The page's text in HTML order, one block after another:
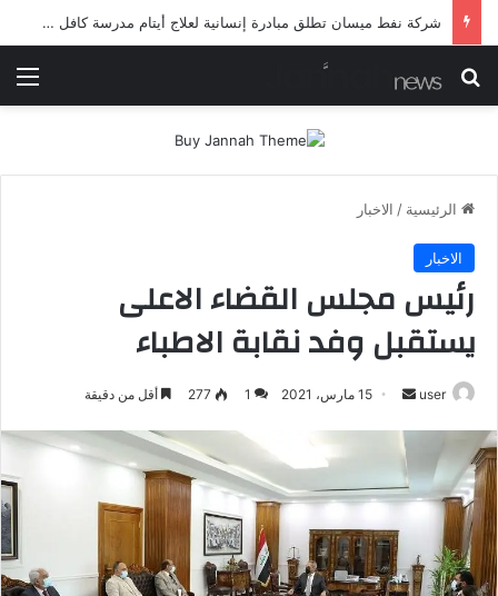
شرطة ميسان تلقي القبض على مطلقي العيارات النارية أثناء تشييع جنائزي في العمارة
بحث عن
الرئيسية / الاخبار
الاخبار
رئيس مجلس القضاء الاعلى
يستقبل وفد نقابة الاطباء
user
أرسل 15 مارس، 2021 1
277 أقل من دقيقة